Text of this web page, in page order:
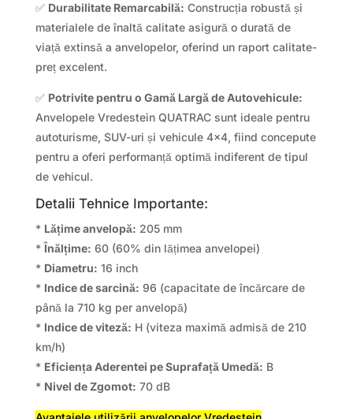
✅ Durabilitate Remarcabilă: Construcția robustă și
materialele de înaltă calitate asigură o durată de
viață extinsă a anvelopelor, oferind un raport calitate-
preț excelent.
✅ Potrivite pentru o Gamă Largă de Autovehicule:
Anvelopele Vredestein QUATRAC sunt ideale pentru
autoturisme, SUV-uri și vehicule 4×4, fiind concepute
pentru a oferi performanță optimă indiferent de tipul
de vehicul.
Detalii Tehnice Importante:
* Lățime anvelopă: 205 mm
*Înălțime: 60 (60% din lățimea anvelopei)
* Diametru: 16 inch
* Indice de sarcină: 96 (capacitate de încărcare de
până la 710 kg per anvelopă)
* Indice de viteză: H (viteza maximă admisă de 210
km/h)
* Eficiența Aderentei pe Suprafață Umedă: B
* Nivel de Zgomot: 70 dB